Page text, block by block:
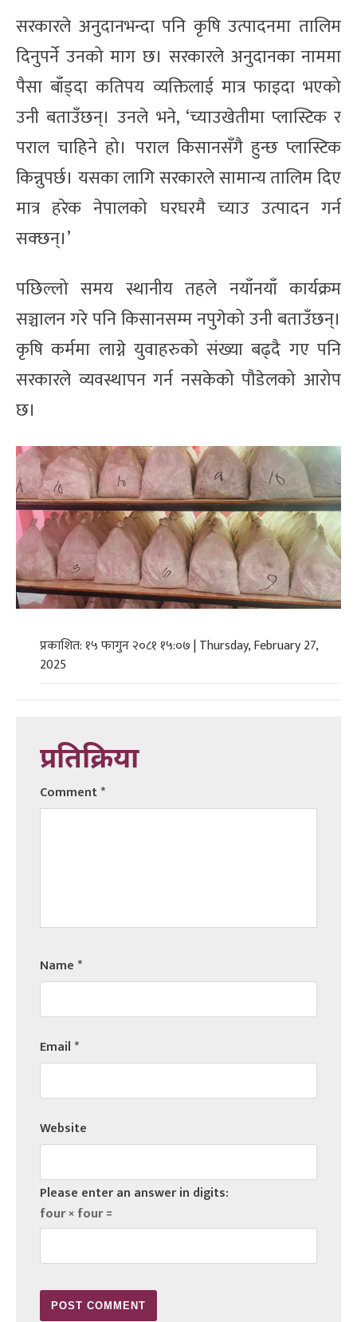
सरकारले अनुदानभन्दा पनि कृषि उत्पादनमा तालिम
दिनुपर्ने उनको माग छ। सरकारले अनुदानका नाममा
पैसा बाँड्दा कतिपय व्यक्तिलाई मात्र फाइदा भएको
उनी बताउँछन्। उनले भने, ‘च्याउखेतीमा प्लास्टिक र
पराल चाहिने हो। पराल किसानसँगै हुन्छ प्लास्टिक
किन्नुपर्छ। यसका लागि सरकारले सामान्य तालिम दिए
मात्र हरेक नेपालको घरघरमै च्याउ उत्पादन गर्न
सक्छन्।’
पछिल्लो समय स्थानीय तहले नयाँनयाँ कार्यक्रम
सञ्चालन गरे पनि किसानसम्म नपुगेको उनी बताउँछन्।
कृषि कर्ममा लाग्ने युवाहरुको संख्या बढ्दै गए पनि
सरकारले व्यवस्थापन गर्न नसकेको पौडेलको आरोप
छ।
प्रकाशित: १५ फागुन २०८१ १५:०७ | Thursday, February 27,
2025
प्रतिक्रिया
Comment*
Name*
Email*
Website
Please enter an answer in digits:
four × four =